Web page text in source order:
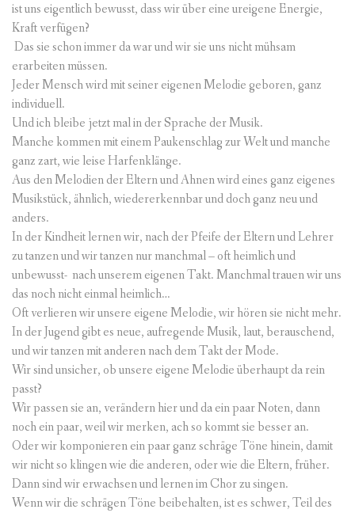
BLOG
PARTNER / LINKS
ist uns eigentlich bewusst, dass wir über eine ureigene Energie,
Kraft verfügen?
Das sie schon immer da war und wir sie uns nicht mühsam
erarbeiten müssen.
Jeder Mensch wird mit seiner eigenen Melodie geboren, ganz
individuell.
Und ich bleibe jetzt mal in der Sprache der Musik.
Manche kommen mit einem Paukenschlag zur Welt und manche
ganz zart, wie leise Harfenklänge.
Aus den Melodien der Eltern und Ahnen wird eines ganz eigenes
Musikstück, ähnlich, wiedererkennbar und doch ganz neu und
anders.
In der Kindheit lernen wir, nach der Pfeife der Eltern und Lehrer
zu tanzen und wir tanzen nur manchmal – oft heimlich und
unbewusst- nach unserem eigenen Takt. Manchmal trauen wir uns
das noch nicht einmal heimlich…
Oft verlieren wir unsere eigene Melodie, wir hören sie nicht mehr.
In der Jugend gibt es neue, aufregende Musik, laut, berauschend,
und wir tanzen mit anderen nach dem Takt der Mode.
Wir sind unsicher, ob unsere eigene Melodie überhaupt da rein
passt?
Wir passen sie an, verändern hier und da ein paar Noten, dann
noch ein paar, weil wir merken, ach so kommt sie besser an.
Oder wir komponieren ein paar ganz schräge Töne hinein, damit
wir nicht so klingen wie die anderen, oder wie die Eltern, früher.
Dann sind wir erwachsen und lernen im Chor zu singen.
Wenn wir die schrägen Töne beibehalten, ist es schwer, Teil des